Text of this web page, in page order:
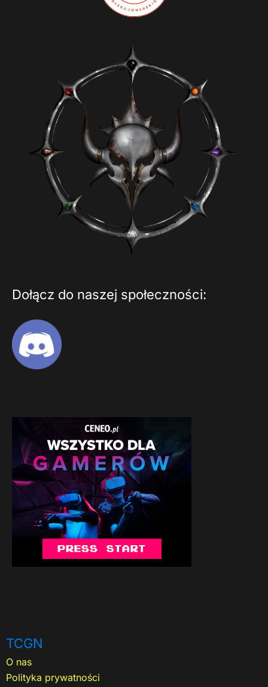
Dołącz do naszej społeczności:
TCGN
O nas
Polityka prywatności